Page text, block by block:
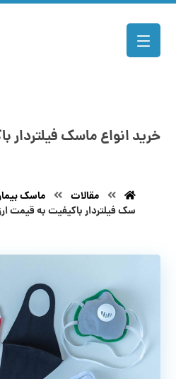
خرید انواع ماسک فیلتردار
مقالات ماسک
سک فیلتردار باکیفیت به قیمت